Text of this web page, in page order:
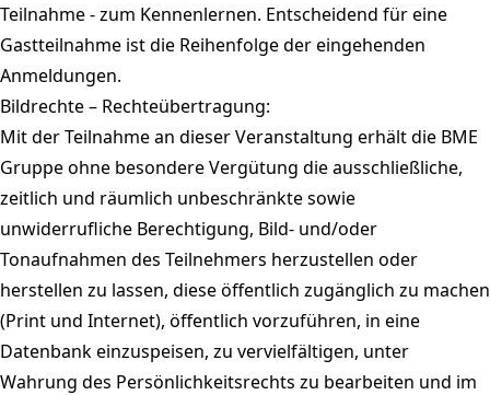
Teilnahme - zum Kennenlernen. Entscheidend für eine
Gastteilnahme ist die Reihenfolge der eingehenden
Anmeldungen.
Bildrechte – Rechteübertragung:
Mit der Teilnahme an dieser Veranstaltung erhält die BME
Gruppe ohne besondere Vergütung die ausschließliche,
zeitlich und räumlich unbeschränkte sowie
unwiderrufliche Berechtigung, Bild- und/oder
Tonaufnahmen des Teilnehmers herzustellen oder
herstellen zu lassen, diese öffentlich zugänglich zu machen
(Print und Internet), öffentlich vorzuführen, in eine
Datenbank einzuspeisen, zu vervielfältigen, unter
Wahrung des Persönlichkeitsrechts zu bearbeiten und im